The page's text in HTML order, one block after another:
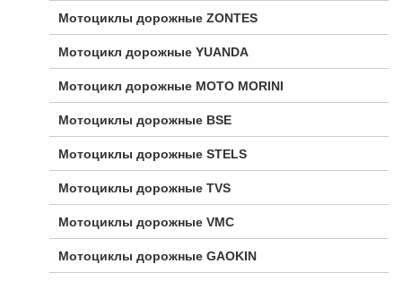
Мотоциклы дорожные ZONTES
Мотоцикл дорожные YUANDA
Мотоцикл дорожные МОТО MORINI
Мотоциклы дорожные BSE
Мотоциклы дорожные STELS
Мотоциклы дорожные TVS
Мотоциклы дорожные VMC
Мотоциклы дорожные GAOKIN